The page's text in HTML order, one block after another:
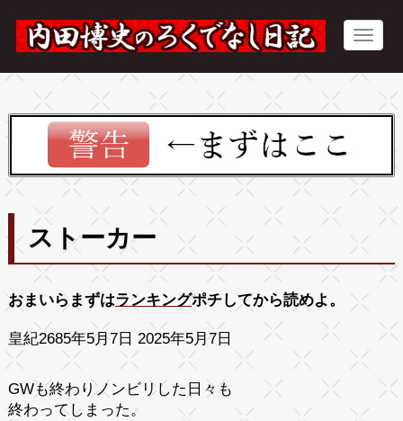
ストーカー
おまいらまずはランキングポチしてから読めよ。
皇紀2685年5月7日 2025年5月7日
GWも終わりノンビリした日々も
終わってしまった。